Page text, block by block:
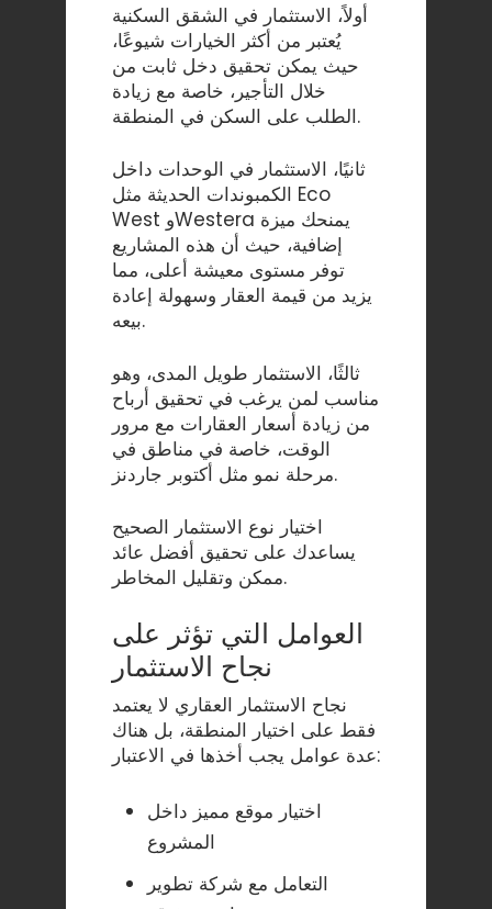
أولاً، الاستثمار في الشقق السكنية
يُعتبر من أكثر الخيارات شيوعًا،
حيث يمكن تحقيق دخل ثابت من
خلال التأجير، خاصة مع زيادة
الطلب على السكن في المنطقة.
ثانيًا، الاستثمار في الوحدات داخل
الكمبوندات الحديثة مثل Eco
West وWestera يمنحك ميزة
إضافية، حيث أن هذه المشاريع
توفر مستوى معيشة أعلى، مما
يزيد من قيمة العقار وسهولة إعادة
بيعه.
ثالثًا، الاستثمار طويل المدى، وهو
مناسب لمن يرغب في تحقيق أرباح
من زيادة أسعار العقارات مع مرور
الوقت، خاصة في مناطق في
مرحلة نمو مثل أكتوبر جاردنز.
اختيار نوع الاستثمار الصحيح
يساعدك على تحقيق أفضل عائد
ممكن وتقليل المخاطر.
العوامل التي تؤثر على
نجاح الاستثمار
نجاح الاستثمار العقاري لا يعتمد
فقط على اختيار المنطقة، بل هناك
عدة عوامل يجب أخذها في الاعتبار:
اختيار موقع مميز داخل
المشروع
التعامل مع شركة تطوير